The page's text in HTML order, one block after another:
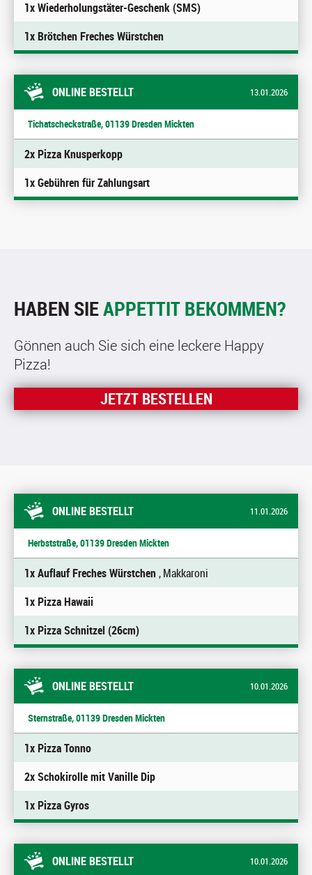
1x Wiederholungstäter-Geschenk (SMS)
1x Brötchen Freches Würstchen
ONLINE BESTELLT 13.01.2026
Tichatscheckstraße, 01139 Dresden Mickten
2x Pizza Knusperkopp
1x Gebühren für Zahlungsart
HABEN SIEAPPETTIT BEKOMMEN?
Gönnen auch Sie sich eine leckere Happy
Pizza!
JETZT BESTELLEN
ONLINE BESTELLT 11.01.2026
Herbststraße, 01139 Dresden Mickten
1x Auflauf Freches Würstchen, Makkaroni
1x Pizza Hawaii
1x Pizza Schnitzel (26cm)
ONLINE BESTELLT 10.01.2026
Sternstraße, 01139 Dresden Mickten
1x Pizza Tonno
2x Schokirolle mit Vanille Dip
1x Pizza Gyros
ONLINE BESTELLT 10.01.2026